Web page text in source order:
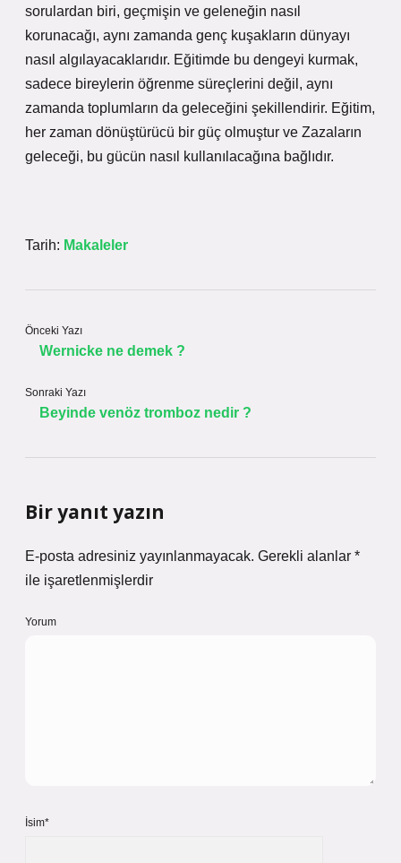
sorulardan biri, geçmişin ve geleneğin nasıl
korunacağı, aynı zamanda genç kuşakların dünyayı
nasıl algılayacaklarıdır. Eğitimde bu dengeyi kurmak,
sadece bireylerin öğrenme süreçlerini değil, aynı
zamanda toplumların da geleceğini şekillendirir. Eğitim,
her zaman dönüştürücü bir güç olmuştur ve Zazaların
geleceği, bu gücün nasıl kullanılacağına bağlıdır.
Tarih: Makaleler
Önceki Yazı
Wernicke ne demek ?
Sonraki Yazı
Beyinde venöz tromboz nedir ?
Bir yanıt yazın
E-posta adresiniz yayınlanmayacak. Gerekli alanlar *
ile işaretlenmişlerdir
Yorum
İsim*